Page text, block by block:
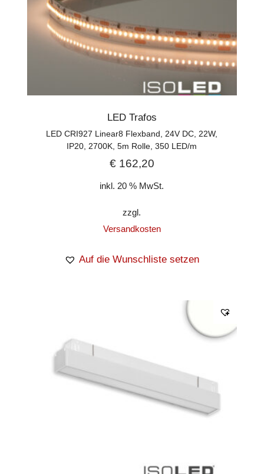
LED Trafos
LED CRI927 Linear8 Flexband, 24V DC, 22W,
IP20, 2700K, 5m Rolle, 350 LED/m
€162,20
inkl. 20 % MwSt.
zzgl.
Versandkosten
Auf die Wunschliste setzen